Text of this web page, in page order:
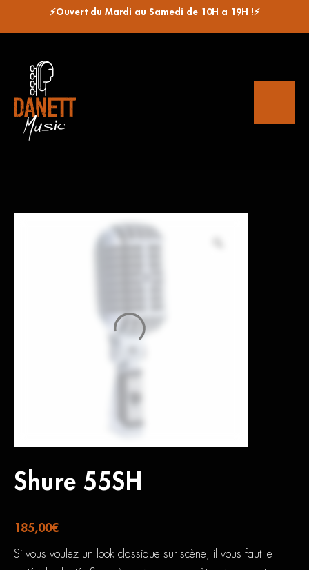
⚡Ouvert du Mardi au Samedi de 10H a 19H !⚡
Shure 55SH
185,00€
Si vous voulez un look classique sur scène, il vous faut le